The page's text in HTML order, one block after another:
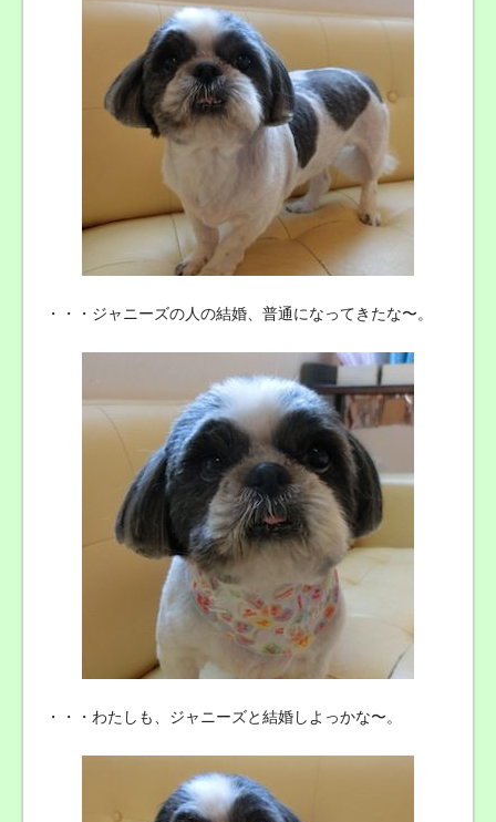
・・・ジャニーズの人の結婚、普通になってきたな〜。
・・・わたしも、ジャニーズと結婚しよっかな〜。